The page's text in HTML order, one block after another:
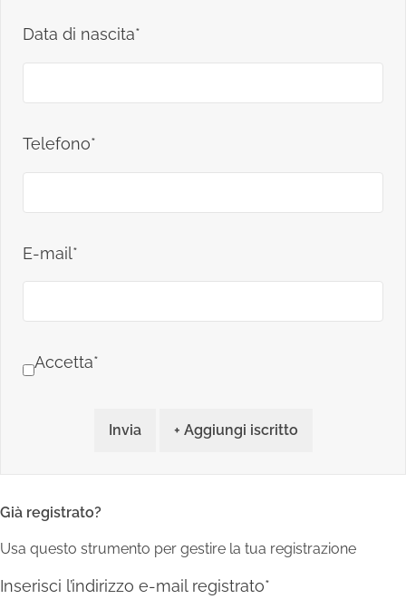
Data di nascita*
Telefono*
E-mail*
Accetta*
Invia + Aggiungi iscritto
Già registrato?
Usa questo strumento per gestire la tua registrazione
Inserisci l’indirizzo e-mail registrato*